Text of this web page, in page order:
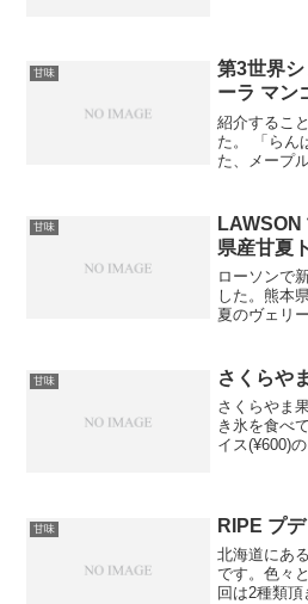
級なお菓子
甘味
第3世界
ーラ マン
紹介するこ
た。 「らん
た、メープ
会社の商品
グされた、
甘味
LAWSON
県産甘夏
ローソンで
した。熊本
夏のヴェリ
よく作られ
種が出てき
甘味 さくらや
さくらやま
き氷を食べ
イス(¥600)
甘味 RIPE プ
北海道にあ
です。色々
回は2種類